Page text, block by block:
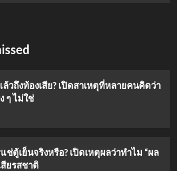
วถึงท้องเสีย? เปิดสาเหตุที่หลายคนคิดว่า
ๆ ไม่ใช่
ตู้เย็นจริงหรือ? เปิดเหตุผลว่าทำไม “ผล
ยรสชาติ